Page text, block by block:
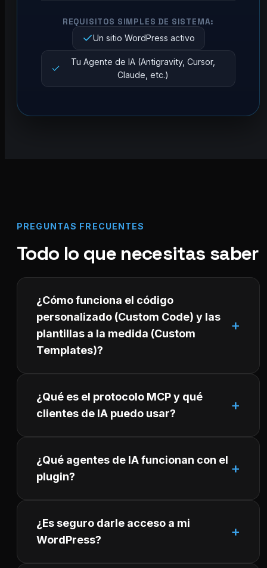
REQUISITOS SIMPLES DE SISTEMA:
Un sitio WordPress activo
Tu Agente de IA (Antigravity, Cursor,
Claude, etc.)
PREGUNTAS FRECUENTES
Todo lo que necesitas saber
¿Cómo funciona el código
personalizado (Custom Code) y las
plantillas a la medida (Custom
Templates)?
¿Qué es el protocolo MCP y qué
clientes de IA puedo usar?
¿Qué agentes de IA funcionan con el
plugin?
¿Es seguro darle acceso a mi
WordPress?